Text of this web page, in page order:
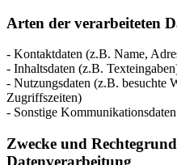
Arten der verarbeiteten
- Kontaktdaten (z.B. Name,
- Inhaltsdaten (z.B.
- Nutzungsdaten (z.B. besuchte
Zugriffszeiten)
- Sonstige
Zwecke und
Datenverarbeitung